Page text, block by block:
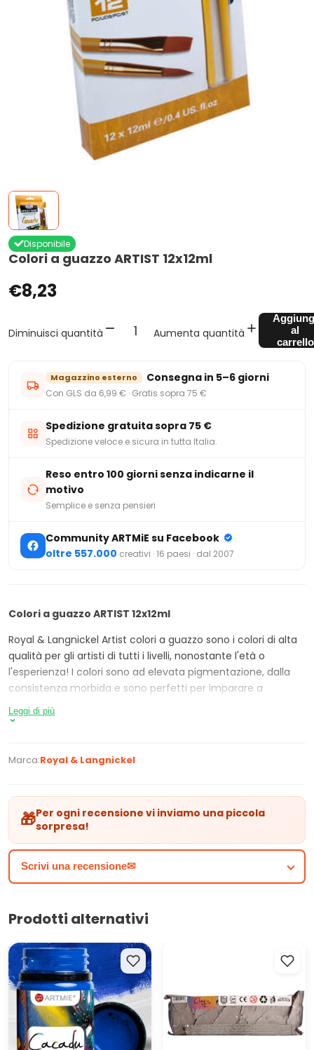
Colori a guazzo ARTIST 12x12ml
Disponibile
€8,23
Diminuisci quantità Aumenta quantità
al
carrello
Magazzino esterno Consegna in 5–6 giorni
Con GLS da 6,99 € · Gratis sopra 75 €
Spedizione gratuita sopra 75 €
Spedizione veloce e sicura in tutta Italia.
Reso entro 100 giorni senza indicarne il
motivo
Semplice e senza pensieri
Community ARTMiE su Facebook
oltre 557.000 creativi · 16 paesi · dal 2007
Colori a guazzo ARTIST 12x12ml
Royal & Langnickel Artist colori a guazzo sono i colori di alta
qualità per gli artisti di tutti i livelli, nonostante l'età o
l'esperienza! I colori sono ad elevata pigmentazione, dalla
consistenza morbida e sono perfetti per imparare a
dipingere. Possono essere diluiti, mescolati o applicati
direttamente dal tubetto.
Leggi di più
Marca:Royal & Langnickel
🎁Per ogni recensione vi inviamo una piccola
sorpresa!
Scrivi una recensione✉
Prodotti alternativi
Vernici per tessuti e pelle
ARTMIE CACADU 50 ml
modellabile autoindurente -